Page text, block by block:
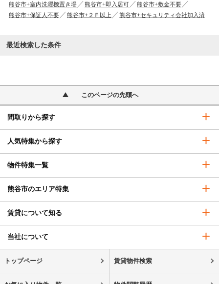
熊谷市+室内洗濯機置き場
熊谷市+即入居可
熊谷市+敷金不要
熊谷市+保証人不要
熊谷市+２Ｆ以上 熊谷市+セキュリティ会社加入済
最近検索した条件
このページの先頭へ
間取りから探す
人気特集から探す
物件特集一覧
熊谷市のエリア特集
賃貸について知る
当社について
トップページ 賃貸物件検索